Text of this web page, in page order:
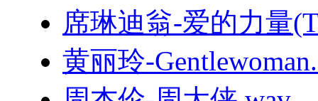
席琳迪翁-爱的力量
黄丽玲-